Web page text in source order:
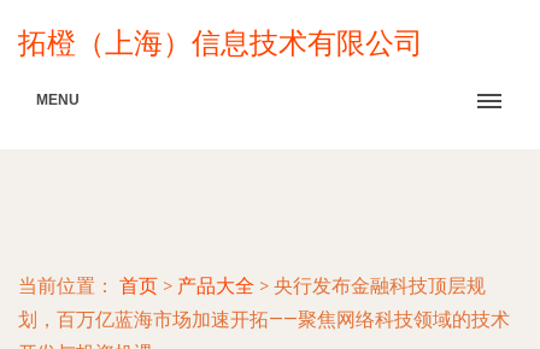
拓橙（上海）信息技术有限公司
MENU
当前位置： 首页 > 产品大全 > 央行发布金融科技顶层规
划，百万亿蓝海市场加速开拓——聚焦网络科技领域的技术